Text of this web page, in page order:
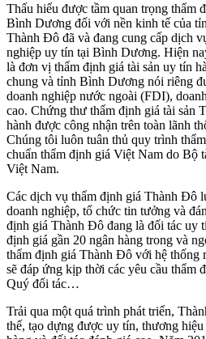
Thấu hiểu được tầm quan trọng thẩm
Bình Dương đối với nền kinh tế của
Thành Đô đã và đang cung cấp dịch
nghiệp uy tín tại Bình Dương. Hiện
là đơn vị thẩm định giá tài sản uy tín
chung và tỉnh Bình Dương nói riêng
doanh nghiệp nước ngoài (FDI),
cao. Chứng thư thẩm định giá tài sản
hành được công nhận trên toàn lãnh
Chúng tôi luôn tuân thủ quy trình
chuẩn thẩm định giá Việt Nam do Bộ
Việt Nam.
Các dịch vụ thẩm định giá Thành Đô
doanh nghiệp, tổ chức tin tưởng và
định giá Thành Đô đang là đối tác uy
định giá gần 20 ngân hàng trong và
thẩm định giá Thành Đô với hệ thống
sẽ đáp ứng kịp thời các yêu cầu thẩm
Quý đối tác…
Trải qua một quá trình phát triển,
thế, tạo dựng được uy tín, thương